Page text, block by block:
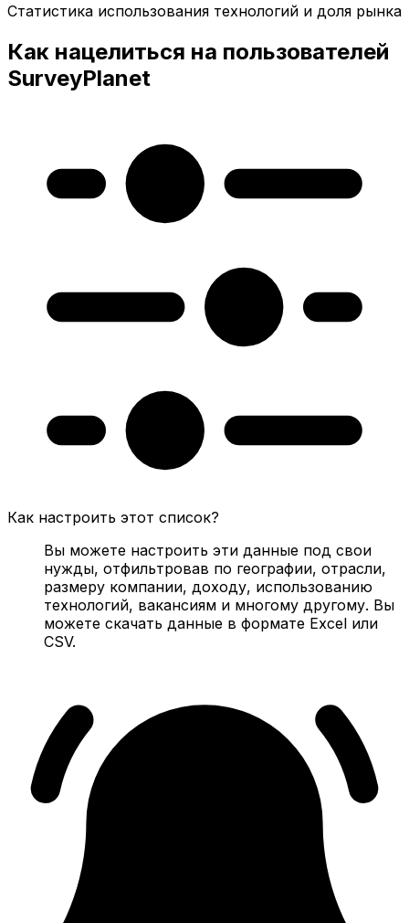
Статистика использования технологий и доля рынка
Как нацелиться на пользователей
SurveyPlanet
Как настроить этот список?
Вы можете настроить эти данные под свои
нужды, отфильтровав по географии, отрасли,
размеру компании, доходу, использованию
технологий, вакансиям и многому другому. Вы
можете скачать данные в формате Excel или
CSV.